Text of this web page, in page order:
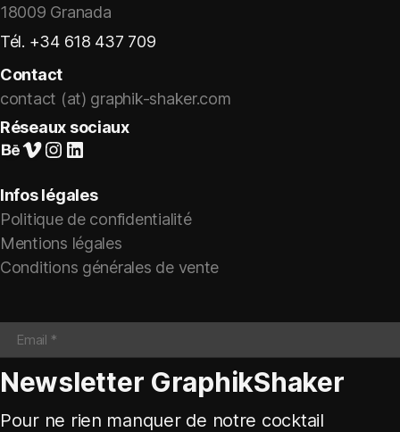
18009 Granada
Tél. +34 618 437 709
Contact
contact (at) graphik-shaker.com
Réseaux sociaux
Suivez-nous sur Behance
Vimeo
Instagram
LinkedIn
Infos légales
Politique de confidentialité
Mentions légales
Conditions générales de vente
Newsletter GraphikShaker
Pour ne rien manquer de notre cocktail